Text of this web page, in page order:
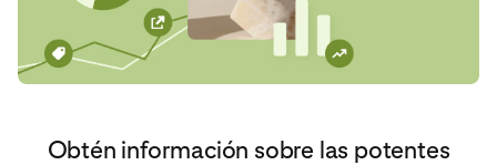
Obtén información sobre las potentes